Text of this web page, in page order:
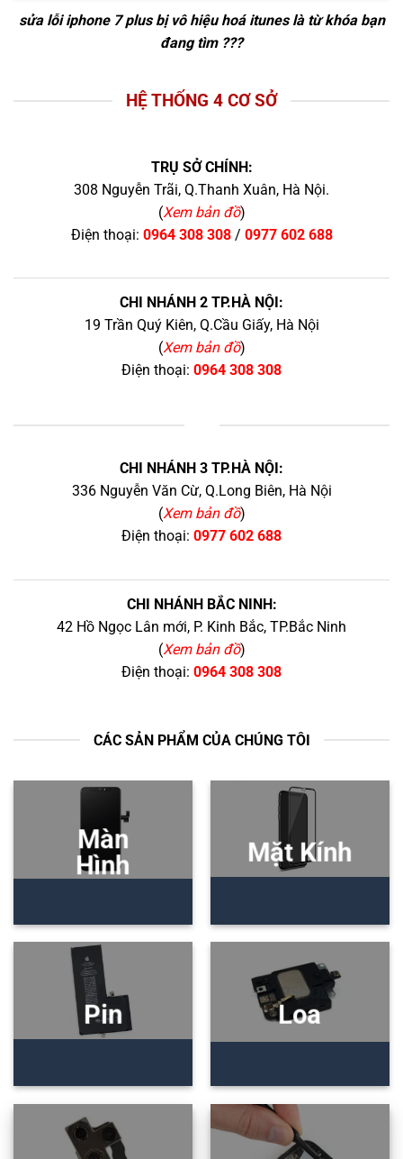
sửa lỗi iphone 7 plus bị vô hiệu hoá ituneslà từ khóa bạn
đang tìm ???
HỆ THỐNG 4 CƠ SỞ
TRỤ SỞ CHÍNH:
308 Nguyễn Trãi, Q.Thanh Xuân, Hà Nội.
(Xem bản đồ)
Điện thoại: 0964 308 308/ 0977 602 688
CHI NHÁNH 2 TP.HÀ NỘI:
19 Trần Quý Kiên, Q.Cầu Giấy, Hà Nội
(Xem bản đồ)
Điện thoại: 0964 308 308
CHI NHÁNH 3 TP.HÀ NỘI:
336 Nguyễn Văn Cừ, Q.Long Biên, Hà Nội
(Xem bản đồ)
Điện thoại: 0977 602 688
CHI NHÁNH BẮC NINH:
42 Hồ Ngọc Lân mới, P. Kinh Bắc, TP.Bắc Ninh
(Xem bản đồ)
Điện thoại: 0964 308 308
CÁC SẢN PHẨM CỦA CHÚNG TÔI
Màn
Hình
Mặt Kính
Pin Loa